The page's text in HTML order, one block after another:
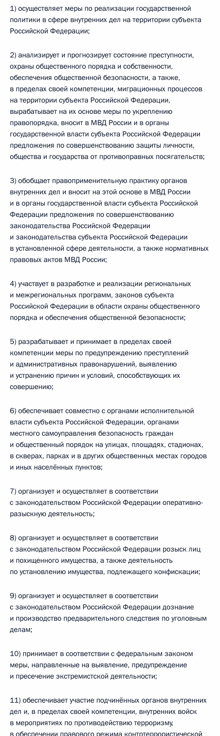
1) осуществляет меры по реализации государственной
политики в сфере внутренних дел на территории субъекта
Российской Федерации;
2) анализирует и прогнозирует состояние преступности,
охраны общественного порядка и собственности,
обеспечения общественной безопасности, а также,
в пределах своей компетенции, миграционных процессов
на территории субъекта Российской Федерации,
вырабатывает на их основе меры по укреплению
правопорядка, вносит в МВД России и в органы
государственной власти субъекта Российской Федерации
предложения по совершенствованию защиты личности,
общества и государства от противоправных посягательств;
3) обобщает правоприменительную практику органов
внутренних дел и вносит на этой основе в МВД России
и в органы государственной власти субъекта Российской
Федерации предложения по совершенствованию
законодательства Российской Федерации
и законодательства субъекта Российской Федерации
в установленной сфере деятельности, а также нормативных
правовых актов МВД России;
4) участвует в разработке и реализации региональных
и межрегиональных программ, законов субъекта
Российской Федерации в области охраны общественного
порядка и обеспечения общественной безопасности;
5) разрабатывает и принимает в пределах своей
компетенции меры по предупреждению преступлений
и административных правонарушений, выявлению
и устранению причин и условий, способствующих их
совершению;
6) обеспечивает совместно с органами исполнительной
власти субъекта Российской Федерации, органами
местного самоуправления безопасность граждан
и общественный порядок на улицах, площадях, стадионах,
в скверах, парках и в других общественных местах городов
и иных населённых пунктов;
7) организует и осуществляет в соответствии
с законодательством Российской Федерации оперативно-
разыскную деятельность;
8) организует и осуществляет в соответствии
с законодательством Российской Федерации розыск лиц
и похищенного имущества, а также деятельность
по установлению имущества, подлежащего конфискации;
9) организует и осуществляет в соответствии
с законодательством Российской Федерации дознание
и производство предварительного следствия по уголовным
делам;
10) принимает в соответствии с федеральным законом
меры, направленные на выявление, предупреждение
и пресечение экстремистской деятельности;
11) обеспечивает участие подчинённых органов внутренних
дел и, в пределах своей компетенции, внутренних войск
в мероприятиях по противодействию терроризму,
в обеспечении правового режима контртеррористической